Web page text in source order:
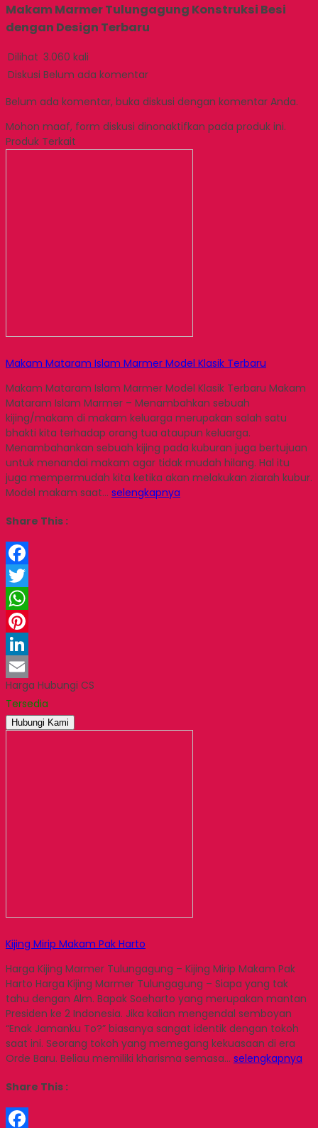
Makam Marmer Tulungagung Konstruksi Besi
dengan Design Terbaru
Dilihat 3.060 kali
Diskusi Belum ada komentar
Belum ada komentar, buka diskusi dengan komentar Anda.
Mohon maaf, form diskusi dinonaktifkan pada produk ini.
Produk Terkait
Makam Mataram Islam Marmer Model Klasik Terbaru
Makam Mataram Islam Marmer Model Klasik Terbaru Makam
Mataram Islam Marmer – Menambahkan sebuah
kijing/makam di makam keluarga merupakan salah satu
bhakti kita terhadap orang tua ataupun keluarga.
Menambahankan sebuah kijing pada kuburan juga bertujuan
untuk menandai makam agar tidak mudah hilang. Hal itu
juga mempermudah kita ketika akan melakukan ziarah kubur.
Model makam saat… selengkapnya
Share This :
Facebook
Twitter
WhatsApp
Pinterest
LinkedIn
Email
Harga Hubungi CS
Tersedia
Hubungi Kami
Kijing Mirip Makam Pak Harto
Harga Kijing Marmer Tulungagung – Kijing Mirip Makam Pak
Harto Harga Kijing Marmer Tulungagung – Siapa yang tak
tahu dengan Alm. Bapak Soeharto yang merupakan mantan
Presiden ke 2 Indonesia. Jika kalian mengendal semboyan
“Enak Jamanku To?” biasanya sangat identik dengan tokoh
saat ini. Seorang tokoh yang memegang kekuasaan di era
Orde Baru. Beliau memiliki kharisma semasa… selengkapnya
Share This :